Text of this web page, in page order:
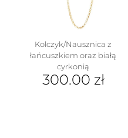
Kolczyk/Nausznica z
łańcuszkiem oraz białą
cyrkonią
300.00 zł